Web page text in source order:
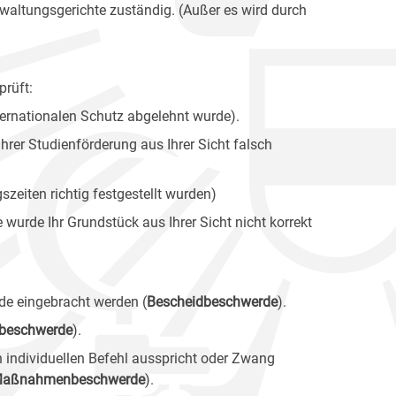
zuständig. (Außer es wird durch
Schutz abgelehnt wurde).
Studienförderung aus Ihrer Sicht falsch
richtig festgestellt wurden)
Ihr Grundstück aus Ihrer Sicht nicht korrekt
eingebracht werden (Bescheidbeschwerde).
).
individuellen Befehl ausspricht oder Zwang
).